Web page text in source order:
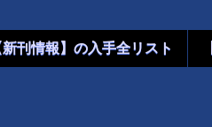
新刊情報】の入手全リスト